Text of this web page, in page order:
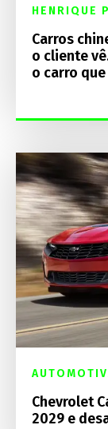
HENRIQUE
Carros
o cliente
o carro
Chevrolet
2029 e